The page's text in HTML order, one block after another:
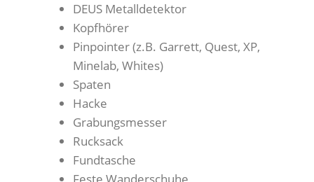
DEUS Metalldetektor
Kopfhörer
Pinpointer (z.B. Garrett, Quest, XP,
Minelab, Whites)
Spaten
Hacke
Grabungsmesser
Rucksack
Fundtasche